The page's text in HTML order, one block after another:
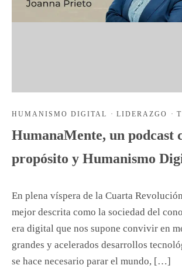
HUMANISMO DIGITAL · LIDERAZGO ·
HumanaMente, un podcast
propósito y Humanismo
En plena víspera de la Cuarta
mejor descrita como la sociedad del
era digital que nos supone convivir en
grandes y acelerados desarrollos
se hace necesario parar el mundo, […]